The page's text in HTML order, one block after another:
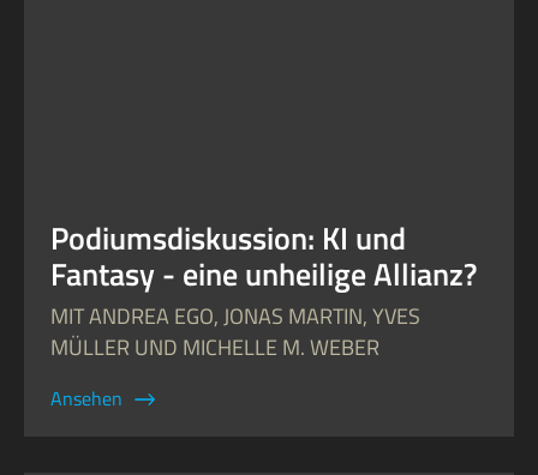
Podiumsdiskussion: KI und
Fantasy - eine unheilige Allianz?
MIT ANDREA EGO, JONAS MARTIN, YVES
MÜLLER UND MICHELLE M. WEBER
Ansehen